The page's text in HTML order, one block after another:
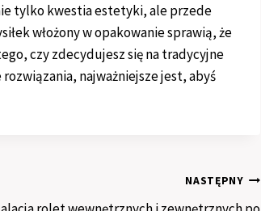
tylko kwestia estetyki, ale przede
włożony w opakowanie sprawią, że
czy zdecydujesz się na tradycyjne
najważniejsze jest, abyś
NASTĘPNY